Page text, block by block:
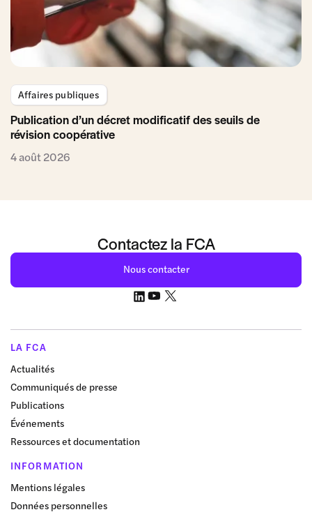
Affaires publiques
Publication d’un décret modificatif des seuils de
révision coopérative
4 août 2026
Contactez la FCA
Nous contacter
LA FCA
Actualités
Communiqués de presse
Publications
Événements
Ressources et documentation
INFORMATION
Mentions légales
Données personnelles